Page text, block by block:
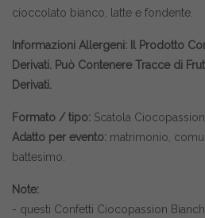
cioccolato bianco, latte e fondente.
Informazioni Allergeni: Il Prodotto
Derivati. Può Contenere Tracce di
Derivati.
Formato / tipo: Scatola
Adatto per evento: matrimonio,
battesimo.
Note:
- questi Confetti Ciocopassion